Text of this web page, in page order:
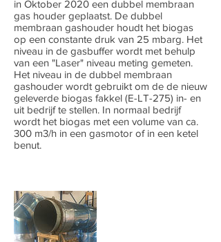
in Oktober 2020 een dubbel membraan
gas houder geplaatst. De dubbel
membraan gashouder houdt het biogas
op een constante druk van 25 mbarg. Het
niveau in de gasbuffer wordt met behulp
van een "Laser" niveau meting gemeten.
Het niveau in de dubbel membraan
gashouder wordt gebruikt om de de nieuw
geleverde biogas fakkel (E-LT-275) in- en
uit bedrijf te stellen. In normaal bedrijf
wordt het biogas met een volume van ca.
300 m3/h in een gasmotor of in een ketel
benut.